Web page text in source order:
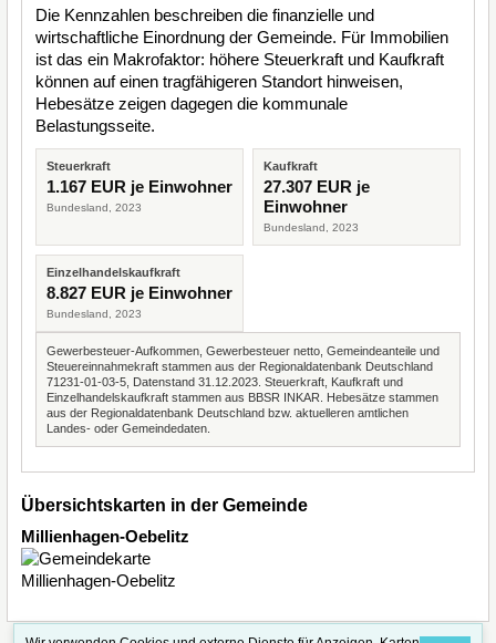
Die Kennzahlen beschreiben die finanzielle und
wirtschaftliche Einordnung der Gemeinde. Für Immobilien
ist das ein Makrofaktor: höhere Steuerkraft und Kaufkraft
können auf einen tragfähigeren Standort hinweisen,
Hebesätze zeigen dagegen die kommunale
Belastungsseite.
Steuerkraft
1.167 EUR je Einwohner
Bundesland, 2023
Kaufkraft
27.307 EUR je
Einwohner
Bundesland, 2023
Einzelhandelskaufkraft
8.827 EUR je Einwohner
Bundesland, 2023
Gewerbesteuer-Aufkommen, Gewerbesteuer netto, Gemeindeanteile und
Steuereinnahmekraft stammen aus der Regionaldatenbank Deutschland
71231-01-03-5, Datenstand 31.12.2023. Steuerkraft, Kaufkraft und
Einzelhandelskaufkraft stammen aus BBSR INKAR. Hebesätze stammen
aus der Regionaldatenbank Deutschland bzw. aktuelleren amtlichen
Landes- oder Gemeindedaten.
Übersichtskarten in der Gemeinde
Millienhagen-Oebelitz